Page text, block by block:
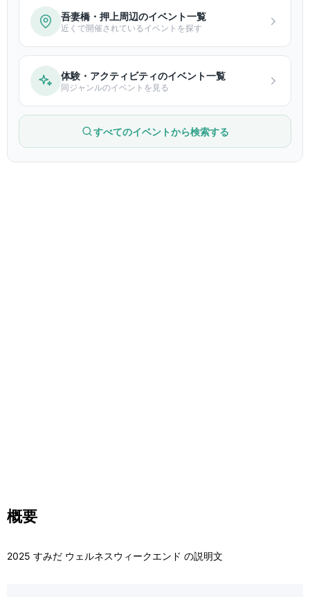
吾妻橋・押上周辺のイベント一覧
近くで開催されているイベントを探す
体験・アクティビティのイベント一覧
同ジャンルのイベントを見る
すべてのイベントから検索する
概要
2025 すみだ ウェルネスウィークエンド の説明文